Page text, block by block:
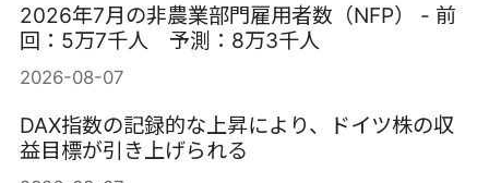
2026年7月の非農業部門雇用者数（NFP） - 前
回：5万7千人 予測：8万3千人
2026-08-07
DAX指数の記録的な上昇により、ドイツ株の収
益目標が引き上げられる